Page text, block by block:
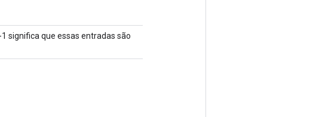
significa que essas entradas são